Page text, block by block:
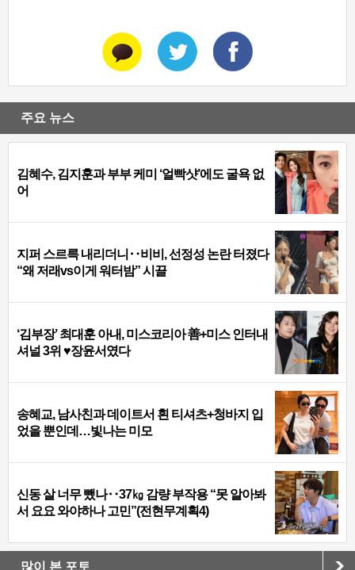
주요 뉴스
김혜수, 김지훈과 부부 케미 ‘얼빡샷’에도 굴욕 없
어
지퍼 스르륵 내리더니‥비비, 선정성 논란 터졌다
“왜 저래vs이게 워터밤” 시끌
‘김부장’ 최대훈 아내, 미스코리아 善+미스 인터내
셔널 3위 ♥장윤서였다
송혜교, 남사친과 데이트서 흰 티셔츠+청바지 입
었을 뿐인데…빛나는 미모
신동 살 너무 뺐나‥37㎏ 감량 부작용 “못 알아봐
서 요요 와야하나 고민”(전현무계획4)
많이 본 포토